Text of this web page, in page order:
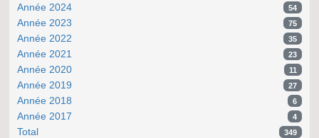
Année 2024 54
Année 2023 75
Année 2022 35
Année 2021 23
Année 2020 11
Année 2019 27
Année 2018 6
Année 2017 4
Total 349